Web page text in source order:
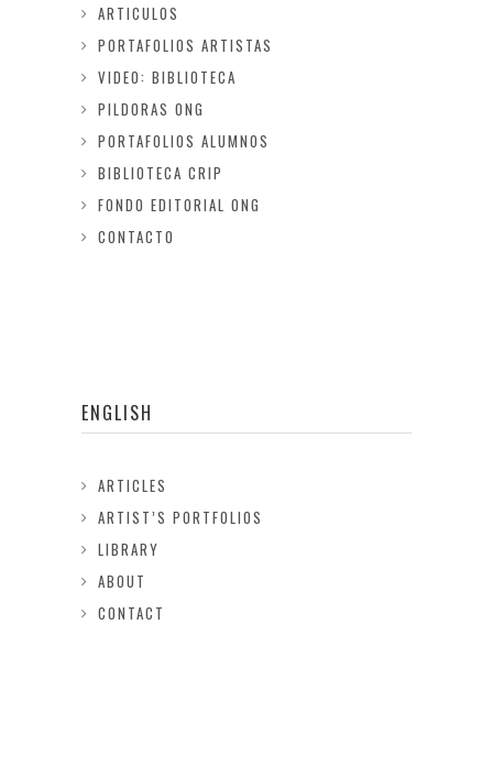
ARTICULOS
PORTAFOLIOS ARTISTAS
VIDEO: BIBLIOTECA
PILDORAS ONG
PORTAFOLIOS ALUMNOS
BIBLIOTECA CRIP
FONDO EDITORIAL ONG
CONTACTO
ENGLISH
ARTICLES
ARTIST’S PORTFOLIOS
LIBRARY
ABOUT
CONTACT